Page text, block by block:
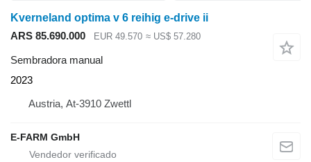
Kverneland optima v 6 reihig e-drive ii
ARS 85.690.000
EUR 49.570 ≈ US$ 57.280
Sembradora manual
2023
Austria, At-3910 Zwettl
E-FARM GmbH